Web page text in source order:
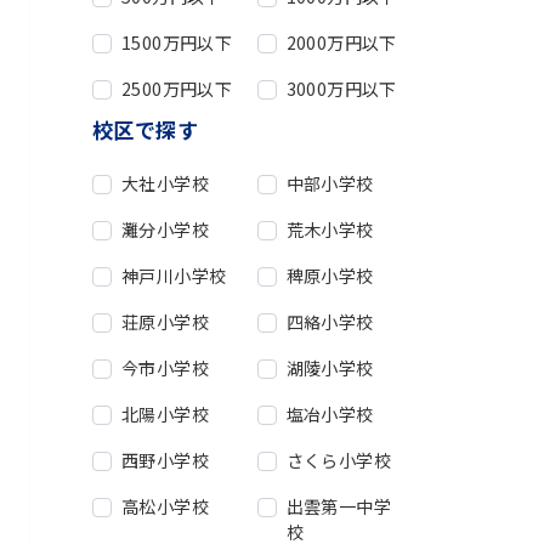
1500万円以下
2000万円以下
2500万円以下
3000万円以下
校区で探す
大社小学校
中部小学校
灘分小学校
荒木小学校
神戸川小学校
稗原小学校
荘原小学校
四絡小学校
今市小学校
湖陵小学校
北陽小学校
塩冶小学校
西野小学校
さくら小学校
高松小学校
出雲第一中学
校